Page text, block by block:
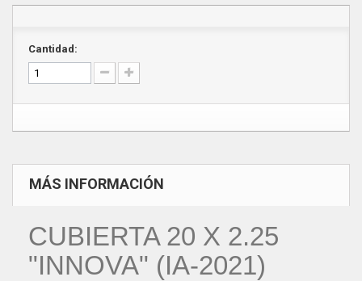
Cantidad:
MÁS INFORMACIÓN
CUBIERTA 20 X 2.25
"INNOVA" (IA-2021)